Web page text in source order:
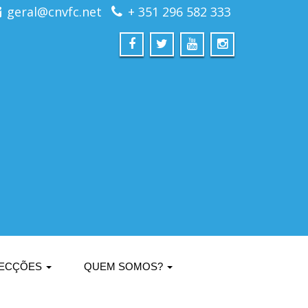
geral@cnvfc.net + 351 296 582 333
QUEM SOMOS?